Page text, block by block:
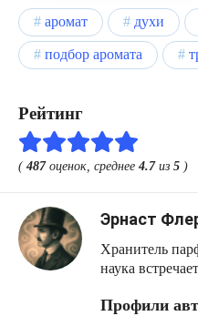
аромат духи
подбор аромата
Рейтинг
(487оценок, среднее 4.7из 5 )
Эрнаст
Хранитель
наука
Профили